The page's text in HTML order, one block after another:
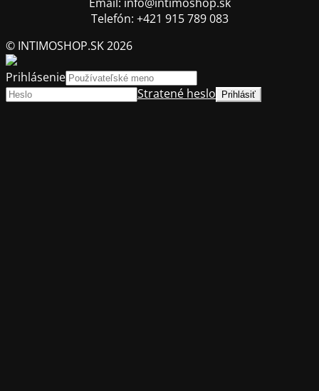
Telefón: +421 915 789 083
© INTIMOSHOP.SK 2026
Prihlásenie
Stratené heslo